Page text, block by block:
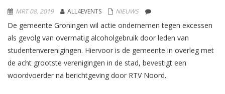
MRT 08, 2019 ALL4EVENTS NIEUWS
De gemeente Groningen wil actie ondernemen tegen excessen
als gevolg van overmatig alcoholgebruik door leden van
studentenverenigingen. Hiervoor is de gemeente in overleg met
de acht grootste verenigingen in de stad, bevestigt een
woordvoerder na berichtgeving door RTV Noord.